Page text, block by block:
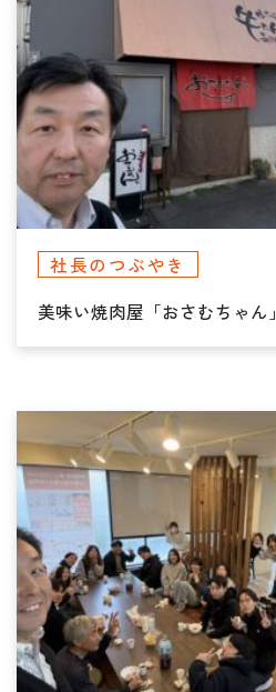
社長のつぶやき
美味い焼肉屋「おさむちゃん」